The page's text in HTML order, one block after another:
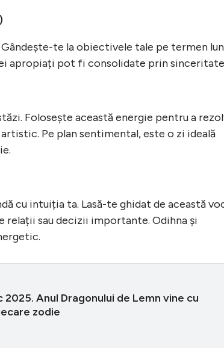
te la obiectivele tale pe termen
apropiați pot fi consolidate prin
Folosește această energie pentru a
Pe plan sentimental, este o zi ideală
cu intuiția ta. Lasă-te ghidat de această
relații sau decizii importante. Odihna și
2025. Anul Dragonului de Lemn vine cu
zodie